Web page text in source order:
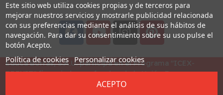
Desarrollado porAddis
Educa Borras, S.A.U. participa en el Programa "ICEX-
BREXIT" financiado por fondos de la Unión Europea, para
mitigar las consecuencias adversas de la retirada del
Este sitio web utiliza cookies propias y de terceros para
mejorar nuestros servicios y mostrarle publicidad relacionada
con sus preferencias mediante el análisis de sus hábitos de
navegación. Para dar su consentimiento sobre su uso pulse el
botón Acepto.
Política de cookies Personalizar cookies
ACEPTO